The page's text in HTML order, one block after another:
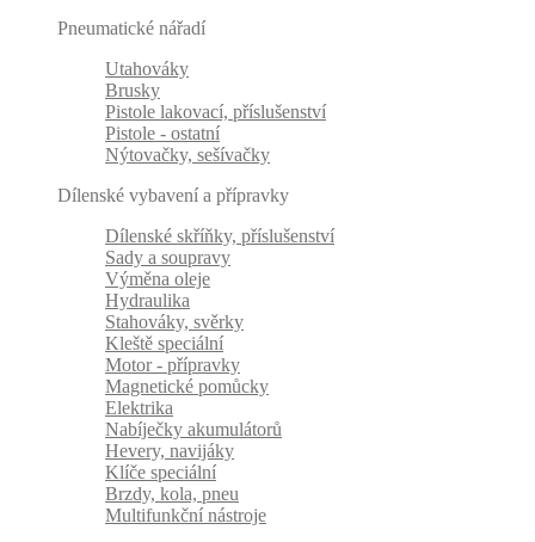
Pneumatické nářadí
Utahováky
Brusky
Pistole lakovací, příslušenství
Pistole - ostatní
Nýtovačky, sešívačky
Dílenské vybavení a přípravky
Dílenské skříňky, příslušenství
Sady a soupravy
Výměna oleje
Hydraulika
Stahováky, svěrky
Kleště speciální
Motor - přípravky
Magnetické pomůcky
Elektrika
Nabíječky akumulátorů
Hevery, navijáky
Klíče speciální
Brzdy, kola, pneu
Multifunkční nástroje